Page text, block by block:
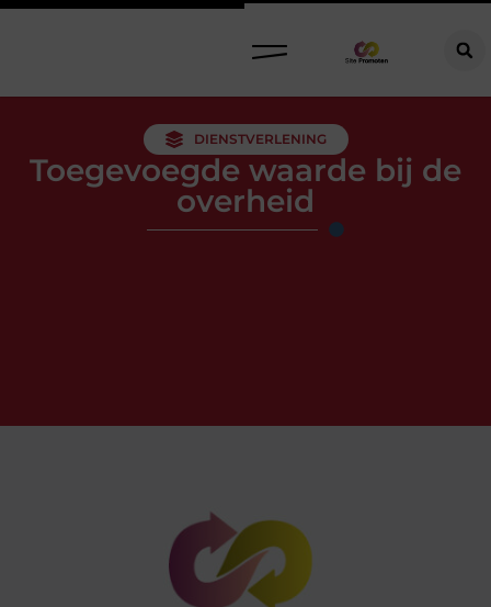
DIENSTVERLENING
Toegevoegde waarde bij de
overheid